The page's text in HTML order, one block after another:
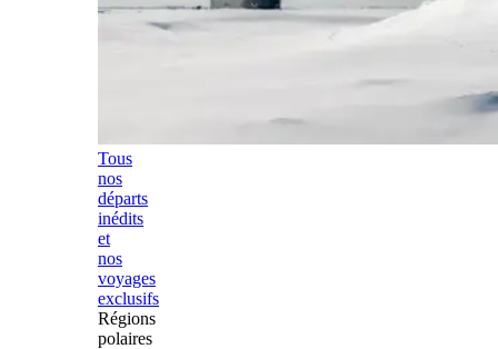
Tous
nos
départs
inédits
et
nos
voyages
exclusifs
Régions
polaires